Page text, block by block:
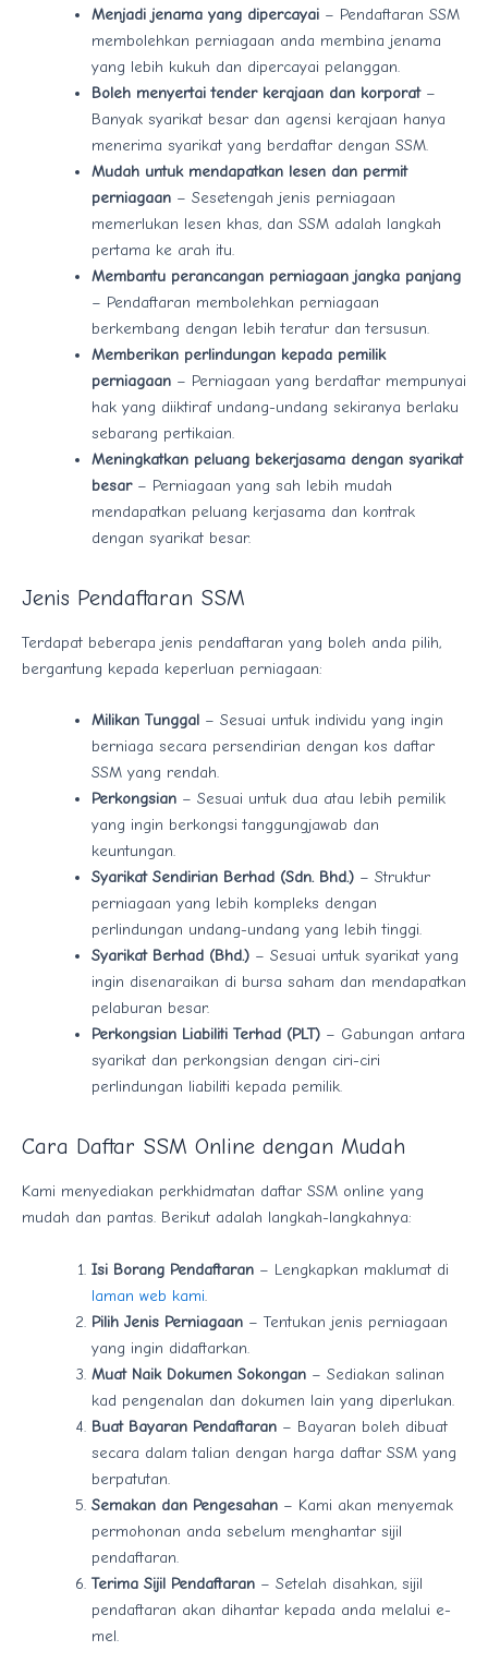
Menjadi jenama yang dipercayai– Pendaftaran SSM
membolehkan perniagaan anda membina jenama
yang lebih kukuh dan dipercayai pelanggan.
Boleh menyertai tender kerajaan dan korporat–
Banyak syarikat besar dan agensi kerajaan hanya
menerima syarikat yang berdaftar dengan SSM.
Mudah untuk mendapatkan lesen dan permit
perniagaan– Sesetengah jenis perniagaan
memerlukan lesen khas, dan SSM adalah langkah
pertama ke arah itu.
Membantu perancangan perniagaan jangka panjang
– Pendaftaran membolehkan perniagaan
berkembang dengan lebih teratur dan tersusun.
Memberikan perlindungan kepada pemilik
perniagaan– Perniagaan yang berdaftar mempunyai
hak yang diiktiraf undang-undang sekiranya berlaku
sebarang pertikaian.
Meningkatkan peluang bekerjasama dengan syarikat
besar– Perniagaan yang sah lebih mudah
mendapatkan peluang kerjasama dan kontrak
dengan syarikat besar.
Jenis Pendaftaran SSM
Terdapat beberapa jenis pendaftaran yang boleh anda pilih,
bergantung kepada keperluan perniagaan:
Milikan Tunggal– Sesuai untuk individu yang ingin
berniaga secara persendirian dengan kos daftar
SSM yang rendah.
Perkongsian– Sesuai untuk dua atau lebih pemilik
yang ingin berkongsi tanggungjawab dan
keuntungan.
Syarikat Sendirian Berhad (Sdn. Bhd.)– Struktur
perniagaan yang lebih kompleks dengan
perlindungan undang-undang yang lebih tinggi.
Syarikat Berhad (Bhd.)– Sesuai untuk syarikat yang
ingin disenaraikan di bursa saham dan mendapatkan
pelaburan besar.
Perkongsian Liabiliti Terhad (PLT)– Gabungan antara
syarikat dan perkongsian dengan ciri-ciri
perlindungan liabiliti kepada pemilik.
Cara Daftar SSM Online dengan Mudah
Kami menyediakan perkhidmatan daftar SSM online yang
mudah dan pantas. Berikut adalah langkah-langkahnya:
Isi Borang Pendaftaran– Lengkapkan maklumat di
laman web kami.
Pilih Jenis Perniagaan– Tentukan jenis perniagaan
yang ingin didaftarkan.
Muat Naik Dokumen Sokongan– Sediakan salinan
kad pengenalan dan dokumen lain yang diperlukan.
Buat Bayaran Pendaftaran– Bayaran boleh dibuat
secara dalam talian dengan harga daftar SSM yang
berpatutan.
Semakan dan Pengesahan– Kami akan menyemak
permohonan anda sebelum menghantar sijil
pendaftaran.
Terima Sijil Pendaftaran– Setelah disahkan, sijil
pendaftaran akan dihantar kepada anda melalui e-
mel.